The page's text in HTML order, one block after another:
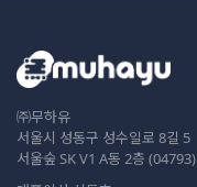
㈜무하유
서울시 성동구 성수일로 8길 5
서울숲 SK V1 A동 2층 (04793)